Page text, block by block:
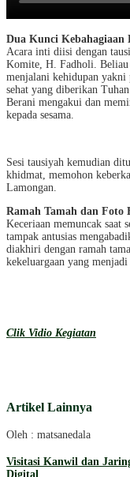
Dua Kunci Kebahagiaan
Acara inti diisi dengan
Komite, H. Fadholi. Beliau
menjalani kehidupan
sehat yang diberikan
Berani mengakui dan
kepada sesama.
Sesi tausiyah kemudian
khidmat, memohon
Lamongan.
Ramah Tamah dan Foto
Keceriaan memuncak saat
tampak antusias
diakhiri dengan ramah
kekeluargaan yang
Clik Vidio Kegiatan
Artikel Lainnya
Oleh : matsanedala
Visitasi Kanwil dan
Digital